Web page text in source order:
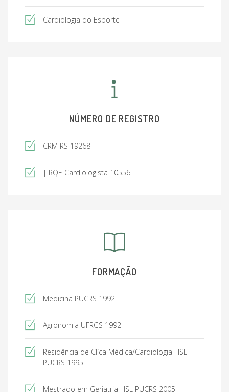
Cardiologia do Esporte
NÚMERO DE REGISTRO
CRM RS 19268
| RQE Cardiologista 10556
FORMAÇÃO
Medicina PUCRS 1992
Agronomia UFRGS 1992
Residência de Clíca Médica/Cardiologia HSL
PUCRS 1995
Mestrado em Geriatria HSL PUCRS 2005